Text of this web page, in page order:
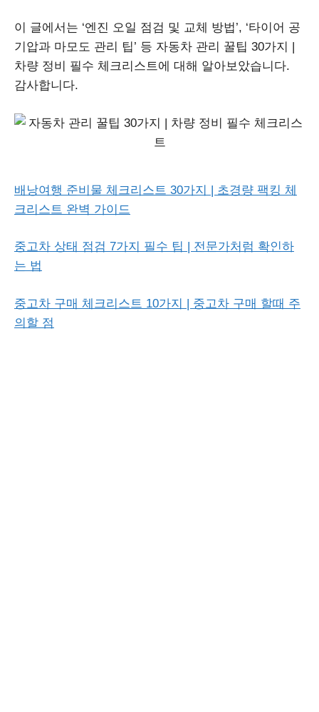
이 글에서는 ‘엔진 오일 점검 및 교체 방법’, ‘타이어 공
기압과 마모도 관리 팁’ 등 자동차 관리 꿀팁 30가지 |
차량 정비 필수 체크리스트에 대해 알아보았습니다.
감사합니다.
배낭여행 준비물 체크리스트 30가지 | 초경량 팩킹 체
크리스트 완벽 가이드
중고차 상태 점검 7가지 필수 팁 | 전문가처럼 확인하
는 법
중고차 구매 체크리스트 10가지 | 중고차 구매 할때 주
의할 점